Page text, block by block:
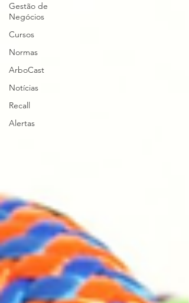
Gestão de
Negócios
Cursos
Normas
ArboCast
Notícias
Recall
Alertas